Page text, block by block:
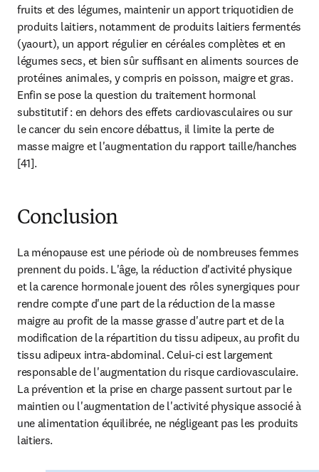
fruits et des légumes, maintenir un apport triquotidien de
produits laitiers, notamment de produits laitiers fermentés
(yaourt), un apport régulier en céréales complètes et en
légumes secs, et bien sûr suffisant en aliments sources de
protéines animales, y compris en poisson, maigre et gras.
Enfin se pose la question du traitement hormonal
substitutif : en dehors des effets cardiovasculaires ou sur
le cancer du sein encore débattus, il limite la perte de
masse maigre et l'augmentation du rapport taille/hanches
[41].
Conclusion
La ménopause est une période où de nombreuses femmes
prennent du poids. L'âge, la réduction d'activité physique
et la carence hormonale jouent des rôles synergiques pour
rendre compte d'une part de la réduction de la masse
maigre au profit de la masse grasse d'autre part et de la
modification de la répartition du tissu adipeux, au profit du
tissu adipeux intra-abdominal. Celui-ci est largement
responsable de l'augmentation du risque cardiovasculaire.
La prévention et la prise en charge passent surtout par le
maintien ou l'augmentation de l'activité physique associé à
une alimentation équilibrée, ne négligeant pas les produits
laitiers.